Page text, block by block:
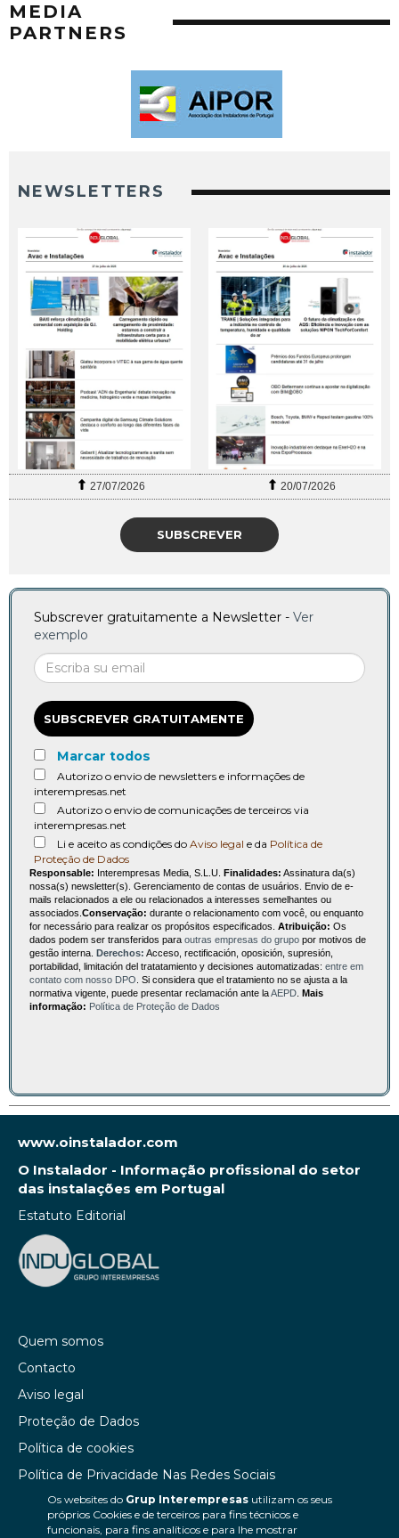
Os websites do Grup Interempresasutilizam os seus
próprios Cookies e de terceiros para fins técnicos e
funcionais, para fins analíticos e para lhe mostrar
MEDIA
PARTNERS
NEWSLETTERS
27/07/2026 20/07/2026
SUBSCREVER
Subscrever gratuitamente a Newsletter - Ver
exemplo
SUBSCREVER GRATUITAMENTE
Marcar todos
Autorizo o envio de newsletters e informações de
interempresas.net
Autorizo o envio de comunicações de terceiros via
interempresas.net
Li e aceito as condições do Aviso legal e da Política de
Proteção de Dados
Responsable: Interempresas Media, S.L.U. Finalidades: Assinatura da(s)
nossa(s) newsletter(s). Gerenciamento de contas de usuários. Envio de e-
mails relacionados a ele ou relacionados a interesses semelhantes ou
associados. Conservação: durante o relacionamento com você, ou enquanto
for necessário para realizar os propósitos especificados. Atribuição: Os
dados podem ser transferidos para outras empresas do grupo por motivos de
gestão interna. Derechos: Acceso, rectificación, oposición, supresión,
portabilidad, limitación del tratatamiento y decisiones automatizadas: entre em
contato com nosso DPO . Si considera que el tratamiento no se ajusta a la
normativa vigente, puede presentar reclamación ante laAEPD Mais
informação: Política de Proteção de Dados
www.oinstalador.com
O Instalador - Informação profissional do setor
das instalações em Portugal
Estatuto Editorial
Quem somos
Contacto
Aviso legal
Proteção de Dados
Política de cookies
Política de Privacidade Nas Redes Sociais
Canal de denúncias
Colaborações editoriais